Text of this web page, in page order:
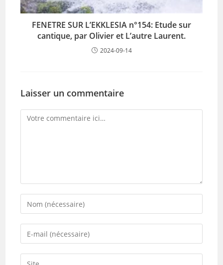
FENETRE SUR L’EKKLESIA n°154: Etude sur
cantique, par Olivier et L’autre Laurent.
2024-09-14
Laisser un commentaire
Comment
Enter
your
name
Enter
your
email
Saisir